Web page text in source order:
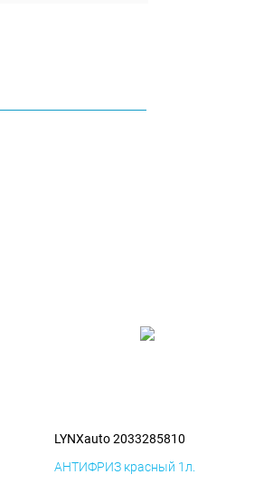
LYNXauto 2033285810
АНТИФРИЗ красный 1л.